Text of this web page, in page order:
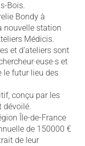
Bois.
Bondy à
nouvelle station
Médicis.
et d’ateliers sont
et
le futur lieu des
conçu par les
dévoilé.
Île-de-France
de 150000 €
de leur